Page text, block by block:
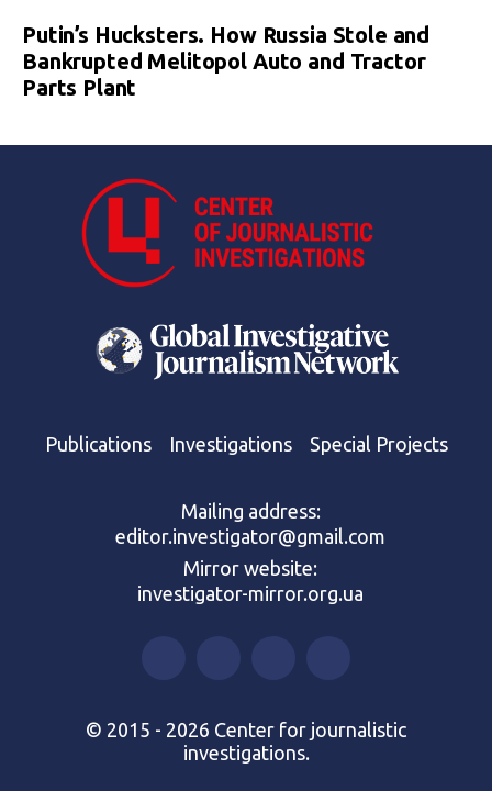
Putin’s Hucksters. How Russia Stole and
Bankrupted Melitopol Auto and Tractor
Parts Plant
Publications Investigations Special Projects
Mailing address:
editor.investigator@gmail.com
Mirror website:
investigator-mirror.org.ua
© 2015 - 2026 Center for journalistic
investigations.